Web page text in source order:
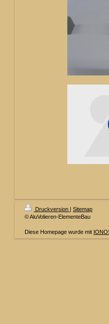
Druckversion | Sitemap
© AluVolieren-ElementeBau
Diese Homepage wurde mit